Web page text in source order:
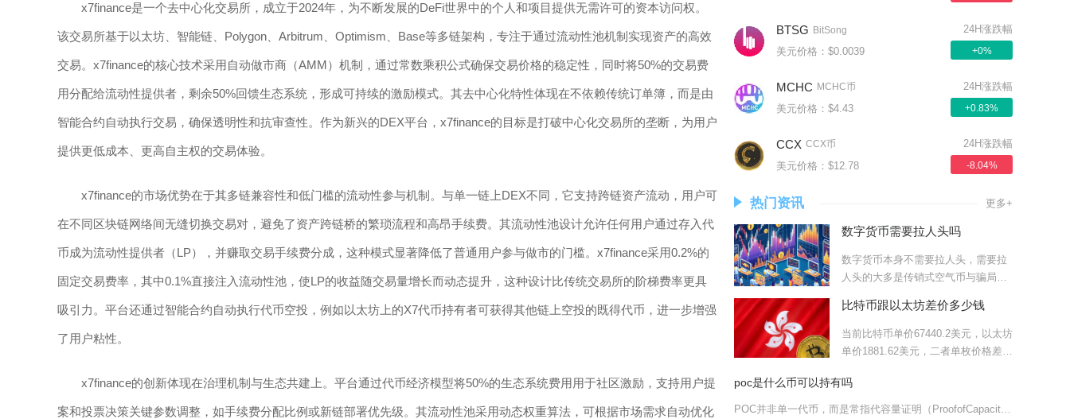
x7finance是一个去中心化交易所，成立于2024年，为不断发展的DeFi世界中的个人和项目提供无需许可的资本访问权。
该交易所基于以太坊、智能链、Polygon、Arbitrum、Optimism、Base等多链架构，专注于通过流动性池机制实现资产的高效
交易。x7finance的核心技术采用自动做市商（AMM）机制，通过常数乘积公式确保交易价格的稳定性，同时将50%的交易费
用分配给流动性提供者，剩余50%回馈生态系统，形成可持续的激励模式。其去中心化特性体现在不依赖传统订单簿，而是由
智能合约自动执行交易，确保透明性和抗审查性。作为新兴的DEX平台，x7finance的目标是打破中心化交易所的垄断，为用户
提供更低成本、更高自主权的交易体验。
x7finance的市场优势在于其多链兼容性和低门槛的流动性参与机制。与单一链上DEX不同，它支持跨链资产流动，用户可
在不同区块链网络间无缝切换交易对，避免了资产跨链桥的繁琐流程和高昂手续费。其流动性池设计允许任何用户通过存入代
币成为流动性提供者（LP），并赚取交易手续费分成，这种模式显著降低了普通用户参与做市的门槛。x7finance采用0.2%的
固定交易费率，其中0.1%直接注入流动性池，使LP的收益随交易量增长而动态提升，这种设计比传统交易所的阶梯费率更具
吸引力。平台还通过智能合约自动执行代币空投，例如以太坊上的X7代币持有者可获得其他链上空投的既得代币，进一步增强
了用户粘性。
x7finance的创新体现在治理机制与生态共建上。平台通过代币经济模型将50%的生态系统费用用于社区激励，支持用户提
案和投票决策关键参数调整，如手续费分配比例或新链部署优先级。其流动性池采用动态权重算法，可根据市场需求自动优化
BTSG BitSong
美元价格：$0.0039
24H涨跌幅
+0%
MCHC MCHC币
美元价格：$4.43
24H涨跌幅
+0.83%
CCX CCX币
美元价格：$12.78
24H涨跌幅
-8.04%
热门资讯 更多+
数字货币需要拉人头吗
数字货币本身不需要拉人头，需要拉
人头的大多是传销式空气币与骗局，
比特币跟以太坊差价多少钱
当前比特币单价67440.2美元，以太坊
单价1881.62美元，二者单枚价格差价
poc是什么币可以持有吗
POC并非单一代币，而是常指代容量证明（ProofofCapacity）共识机制及采用该机